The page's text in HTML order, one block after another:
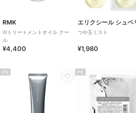
RMK
Wトリートメントオイル クー
ル
¥4,400
つや玉ミスト
¥1,980
PR PR